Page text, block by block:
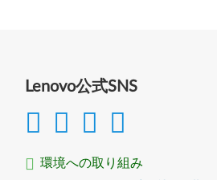
Lenovo公式SNS
環境への取り組み